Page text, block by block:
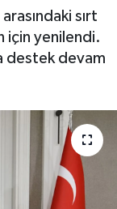
sırt
için yenilendi.
destek devam